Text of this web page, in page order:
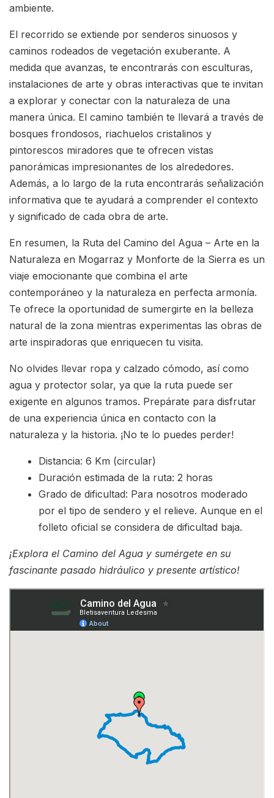
ambiente.
El recorrido se extiende por senderos sinuosos y
caminos rodeados de vegetación exuberante. A
medida que avanzas, te encontrarás con esculturas,
instalaciones de arte y obras interactivas que te invitan
a explorar y conectar con la naturaleza de una
manera única. El camino también te llevará a través de
bosques frondosos, riachuelos cristalinos y
pintorescos miradores que te ofrecen vistas
panorámicas impresionantes de los alrededores.
Además, a lo largo de la ruta encontrarás señalización
informativa que te ayudará a comprender el contexto
y significado de cada obra de arte.
En resumen, la Ruta del Camino del Agua – Arte en la
Naturaleza en Mogarraz y Monforte de la Sierra es un
viaje emocionante que combina el arte
contemporáneo y la naturaleza en perfecta armonía.
Te ofrece la oportunidad de sumergirte en la belleza
natural de la zona mientras experimentas las obras de
arte inspiradoras que enriquecen tu visita.
No olvides llevar ropa y calzado cómodo, así como
agua y protector solar, ya que la ruta puede ser
exigente en algunos tramos. Prepárate para disfrutar
de una experiencia única en contacto con la
naturaleza y la historia. ¡No te lo puedes perder!
Distancia: 6 Km (circular)
Duración estimada de la ruta: 2 horas
Grado de dificultad: Para nosotros moderado
por el tipo de sendero y el relieve. Aunque en el
folleto oficial se considera de dificultad baja.
¡Explora el Camino del Agua y sumérgete en su
fascinante pasado hidráulico y presente artístico!